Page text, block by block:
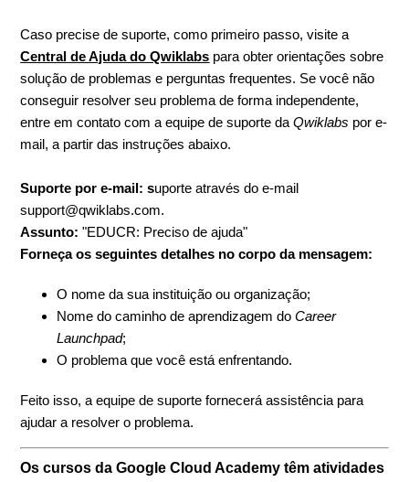
Caso precise de suporte, como primeiro passo, visite a
Central de Ajuda do Qwiklabs para obter orientações sobre
solução de problemas e perguntas frequentes. Se você não
conseguir resolver seu problema de forma independente,
entre em contato com a equipe de suporte daQwiklabs por e-
mail, a partir das instruções abaixo.
Suporte por e-mail: suporte através do e-mail
support@qwiklabs.com.
Assunto:"EDUCR: Preciso de ajuda"
Forneça os seguintes detalhes no corpo da mensagem:
O nome da sua instituição ou organização;
Nome do caminho de aprendizagem doCareer
Launchpad;
O problema que você está enfrentando.
Feito isso, a equipe de suporte fornecerá assistência para
ajudar a resolver o problema.
Os cursos da Google Cloud Academy têm atividades